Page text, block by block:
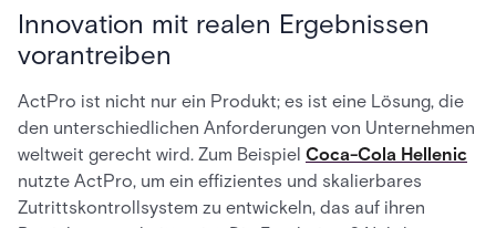
Innovation mit realen Ergebnissen
vorantreiben
ActPro ist nicht nur ein Produkt; es ist eine Lösung, die
den unterschiedlichen Anforderungen von Unternehmen
weltweit gerecht wird. Zum Beispiel Coca-Cola Hellenic
nutzte ActPro, um ein effizientes und skalierbares
Zutrittskontrollsystem zu entwickeln, das auf ihren